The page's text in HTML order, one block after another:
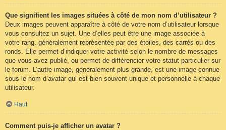
Que signifient les images situées à côté de mon nom d’utilisateur ?
Deux images peuvent apparaître à côté de votre nom d’utilisateur lorsque
vous consultez un sujet. Une d’elles peut être une image associée à
votre rang, généralement représentée par des étoiles, des carrés ou des
ronds. Elle permet d’indiquer votre activité selon le nombre de messages
que vous avez publié, ou permet de différencier votre statut particulier sur
le forum. L’autre image, généralement plus grande, est une image connue
sous le nom d’avatar qui est bien souvent unique et personnelle à chaque
utilisateur.
Haut
Comment puis-je afficher un avatar ?